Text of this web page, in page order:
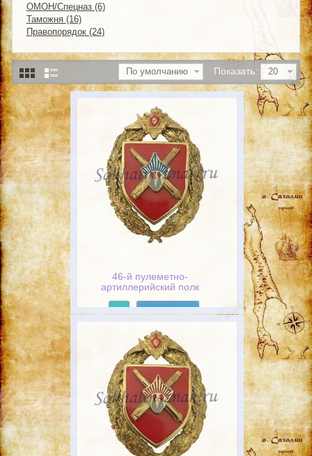
ОМОН/Спецназ (6)
Таможня (16)
Правопорядок (24)
Показать: 20
По умолчанию
46-й пулеметно-
артиллерийский полк